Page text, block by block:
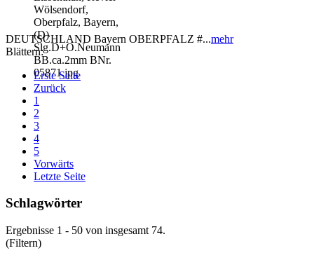
DEUTSCHLAND Bayern OBERPFALZ #...mehr
Blättern:
Erste Seite
Zurück
1
2
3
4
5
Vorwärts
Letzte Seite
Schlagwörter
Ergebnisse 1 - 50 von insgesamt 74.
(Filtern)